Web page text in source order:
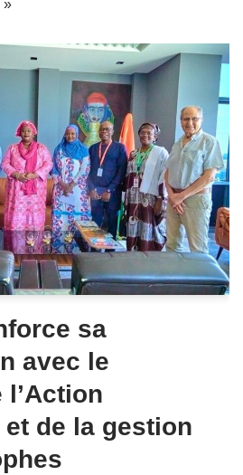
»
sa
avec le
de la gestion